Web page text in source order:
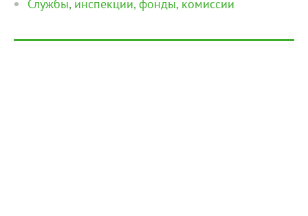
Службы, инспекции, фонды, комиссии